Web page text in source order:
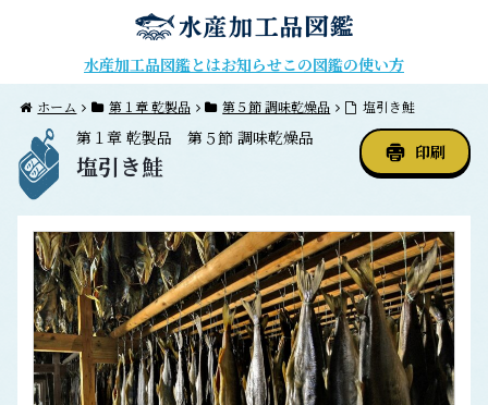
水産加工品図鑑とはお知らせこの図鑑の使い方
ホーム 第１章 乾製品 第５節 調味乾燥品 塩引き鮭
第１章 乾製品 第５節 調味乾燥品
塩引き鮭 印刷